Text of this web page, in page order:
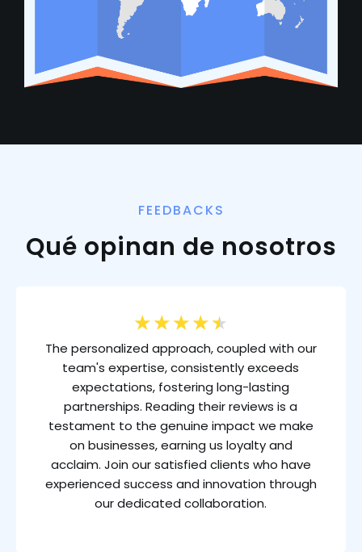
FEEDBACKS
Qué opinan de nosotros
★ ★ ★ ★ ★
The personalized approach, coupled with our
team's expertise, consistently exceeds
expectations, fostering long-lasting
partnerships. Reading their reviews is a
testament to the genuine impact we make
on businesses, earning us loyalty and
acclaim. Join our satisfied clients who have
experienced success and innovation through
our dedicated collaboration.